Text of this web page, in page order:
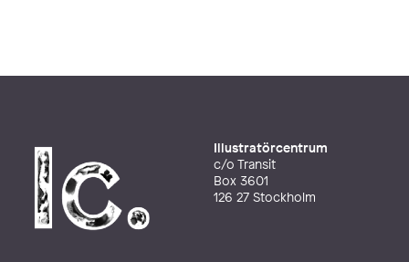
Illustratörcentrum
c/o Transit
Box 3601
126 27 Stockholm